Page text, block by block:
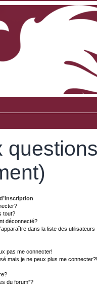
tout?
déconnecté?
dans la liste des utilisateurs
pas me connecter!
mais je ne peux plus me connecter?!
du forum”?